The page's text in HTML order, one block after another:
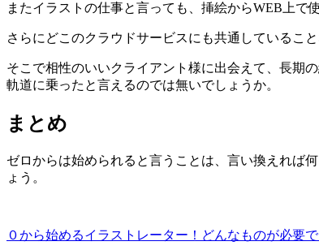
またイラストの仕事と言っても、挿絵からWEB上で
さらにどこのクラウドサービスにも共通しているこ
そこで相性のいいクライアント様に出会えて、長期
軌道に乗ったと言えるのでは無いでしょうか。
まとめ
ゼロからは始められると言うことは、言い換えれば
ょう。
０から始めるイラストレーター！どんなものが必要